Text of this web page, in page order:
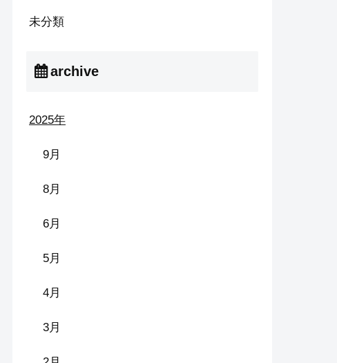
未分類
archive
2025年
9月
8月
6月
5月
4月
3月